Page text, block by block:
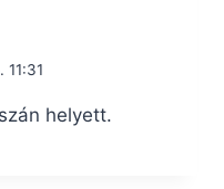
11:31
helyett.